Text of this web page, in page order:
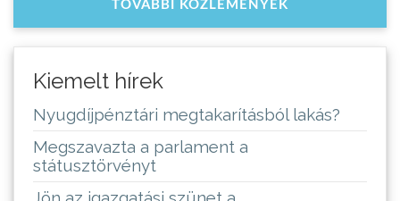
TOVÁBBI KÖZLEMÉNYEK
Kiemelt hírek
Nyugdíjpénztári megtakarításból lakás?
Megszavazta a parlament a
státusztörvényt